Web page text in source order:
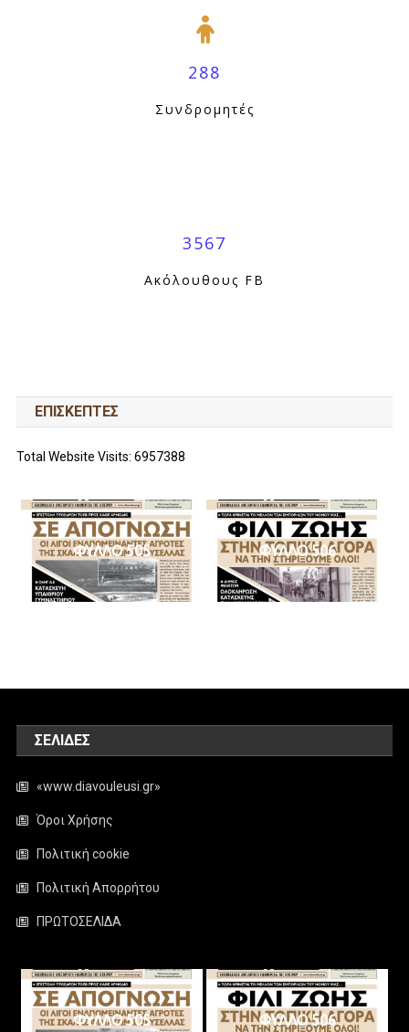
288
Συνδρομητές
3567
Ακόλουθους FB
ΕΠΙΣΚΕΠΤΕΣ
Total Website Visits: 6957388
ΦΥΛΛΟ 505 ΦΥΛΛΟ 506
ΣΕΛΊΔΕΣ
«www.diavouleusi.gr»
Όροι Χρήσης
Πολιτική cookie
Πολιτική Απορρήτου
ΠΡΩΤΟΣΕΛΙΔΑ
ΦΥΛΛΟ 505 ΦΥΛΛΟ 506